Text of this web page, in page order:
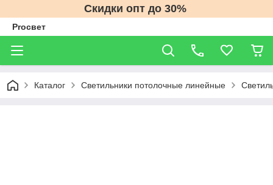
Скидки опт до 30%
Proсвет
Каталог Светильники потолочные линейные